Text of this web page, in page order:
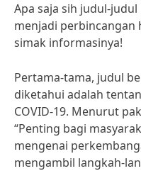
Apa saja sih judul-
menjadi perbincangan
simak informasinya!
Pertama-tama, judul
diketahui adalah
COVID-19. Menurut
“Penting bagi
mengenai
mengambil langkah-